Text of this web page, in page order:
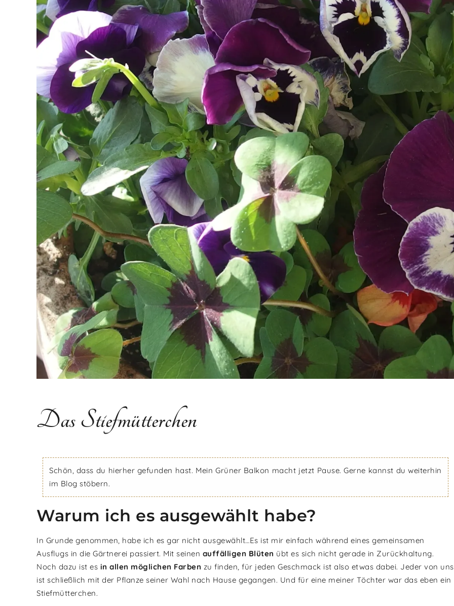
Das Stiefmütterchen
Schön, dass du hierher gefunden hast. Mein Grüner Balkon macht jetzt Pause. Gerne kannst du weiterhin
im Blog stöbern.
Warum ich es ausgewählt habe?
In Grunde genommen, habe ich es gar nicht ausgewählt…Es ist mir einfach während eines gemeinsamen
Ausflugs in die Gärtnerei passiert. Mit seinen auffälligen Blüten übt es sich nicht gerade in Zurückhaltung.
Noch dazu ist es in allen möglichen Farben zu finden, für jeden Geschmack ist also etwas dabei. Jeder von uns
ist schließlich mit der Pflanze seiner Wahl nach Hause gegangen. Und für eine meiner Töchter war das eben ein
Stiefmütterchen.